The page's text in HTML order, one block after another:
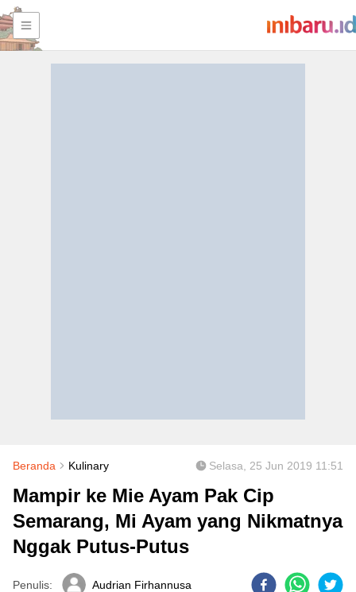
Beranda Kulinary Selasa, 25 Jun 2019 11:51
Mampir ke Mie Ayam Pak Cip
Semarang, Mi Ayam yang Nikmatnya
Nggak Putus-Putus
Penulis: Audrian Firhannusa